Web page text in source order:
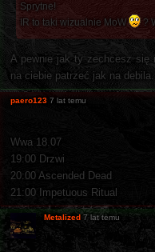
Sprytne!
IR to taki wizualnie MoW
?
A pewnie jak ty zechcesz się
na ciebie patrzeć jak na debila.
paero123 7 lat temu
Wwa 18.07
19:00 Drzwi
20:00 Ascended Dead
21:00 Impetuous Ritual
Metalized 7 lat temu